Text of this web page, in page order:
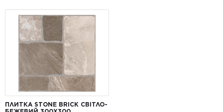
ПЛИТКА STONE BRICK СВІТЛО-